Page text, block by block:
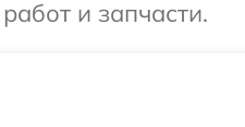
и запчасти.